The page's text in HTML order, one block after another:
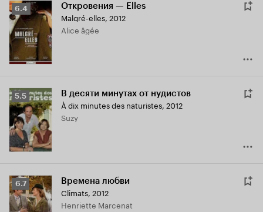
Рейтинг
Кинопоиска
6.4
6.4 Откровения — Elles
Malgré-elles, 2012
Alice âgée
Рейтинг
Кинопоиска
5.5
5.5 В десяти минутах от нудистов
À dix minutes des naturistes, 2012
Suzy
Рейтинг
Кинопоиска
6.7
6.7 Времена любви
Climats, 2012
Henriette Marcenat